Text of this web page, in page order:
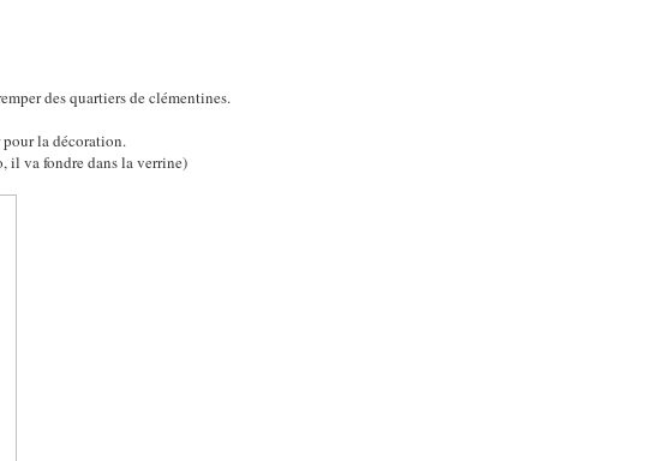
des quartiers de clémentines.
pour la décoration.
il va fondre dans la verrine)